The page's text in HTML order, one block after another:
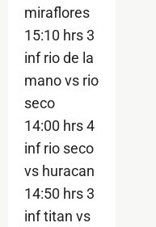
miraflores
15:10 hrs 3
inf rio de la
mano vs rio
seco
14:00 hrs 4
inf rio seco
vs huracan
14:50 hrs 3
inf titan vs